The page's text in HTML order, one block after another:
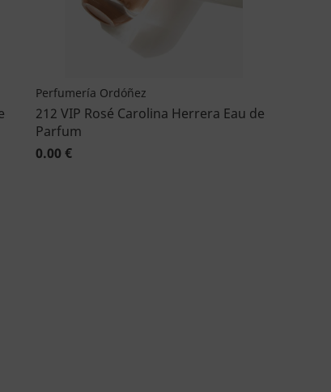
Perfumería Ordóñez
212 VIP Rosé Carolina Herrera Eau de
Parfum
0.00 €